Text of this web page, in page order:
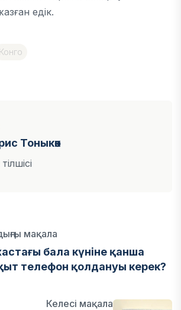
едік.
Конго
Тоныкөк
мақала
бала күніне қанша
телефон қолдануы керек?
Келесі мақала